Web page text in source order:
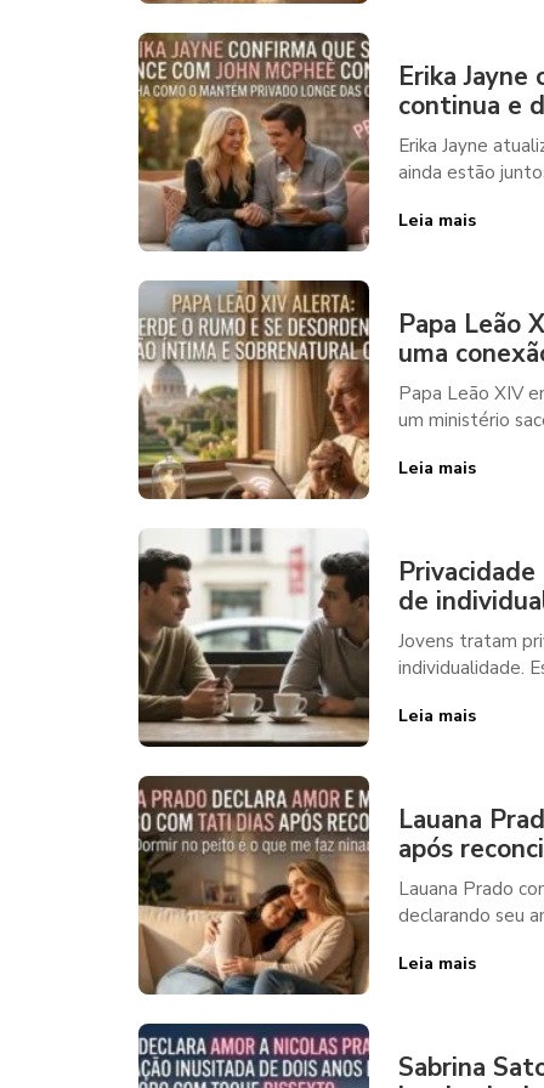
Erika Jayne
continua e
Erika Jayne
ainda estão
Leia mais
Papa Leão
uma
Papa Leão XIV
um ministério
Leia mais
de
Jovens tratam
individualidade.
Leia mais
Lauana
após
Lauana Prado
declarando seu
Leia mais
Sabrina